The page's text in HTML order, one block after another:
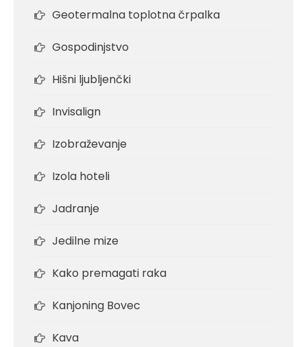
Geotermalna toplotna črpalka
Gospodinjstvo
Hišni ljubljenčki
Invisalign
Izobraževanje
Izola hoteli
Jadranje
Jedilne mize
Kako premagati raka
Kanjoning Bovec
Kava